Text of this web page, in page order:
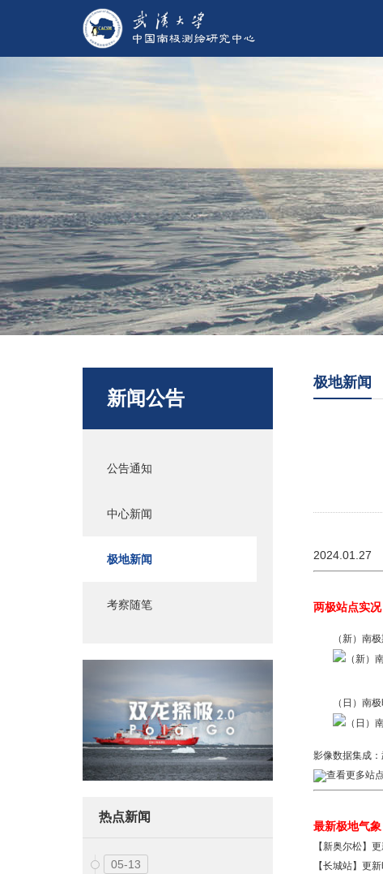
新闻公告
公告通知
中心新闻
极地新闻
考察随笔
热点新闻
05-13
极地新闻
2024.01.27
两极站点实况
（新）南
（日）南
影像数据集成：
查看更多站
最新极地气象
【新奥尔松】
【长城站】更